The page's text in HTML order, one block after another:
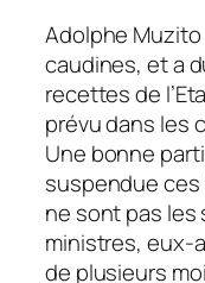
Adolphe
caudines, et a
recettes de
prévu dans les
Une bonne
suspendue ces
ne sont pas les
ministres, eux-
de plusieurs